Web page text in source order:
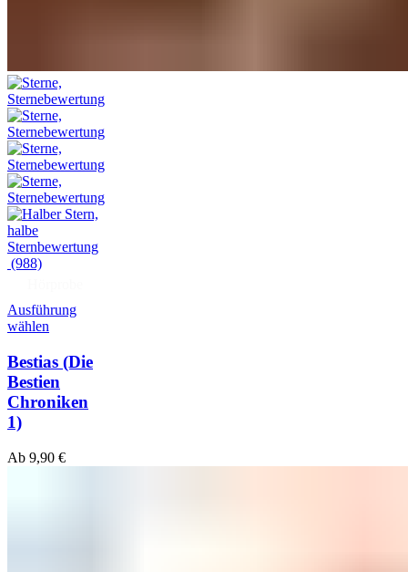
(988)
Ausführung
wählen
Bestias (Die
Bestien
Chroniken
1)
Ab 9,90 €